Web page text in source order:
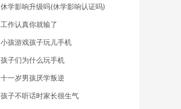
休学影响升级吗(休学影响认证吗)
工作认真你就输了
小孩游戏孩子玩儿手机
孩子们为什么玩手机
十一岁男孩厌学叛逆
孩子不听话时家长很生气